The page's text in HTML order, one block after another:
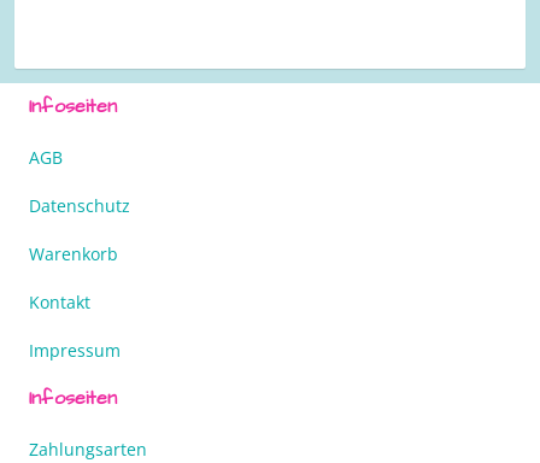
Infoseiten
AGB
Datenschutz
Warenkorb
Kontakt
Impressum
Infoseiten
Zahlungsarten